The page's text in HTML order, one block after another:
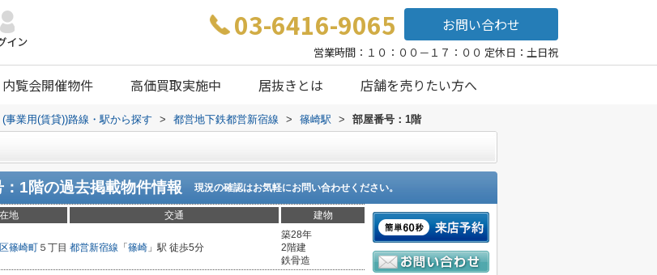
03-6416-9065 お問い合わせ
営業時間：１０：００－１７：００ 定休日：土日祝
内覧会開催物件 高価買取実施中 居抜きとは 店舗を売りたい方へ
(事業用(賃貸))路線・駅から探す > 都営地下鉄都営新宿線 > 篠崎駅 > 部屋番号：1階
：1階の過去掲載物件情報 現況の確認はお気軽にお問い合わせください。
地 交通 建物
篠崎町 ５丁目 都営新宿線 「 篠崎 」駅 徒歩5分
築28年
2階建
鉄骨造